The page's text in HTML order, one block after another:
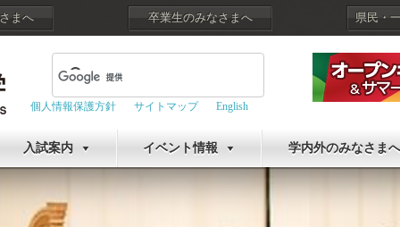
まへ 卒業生のみなさまへ 県民・
個人情報保護方針 サイトマップ English
入試案内 イベント情報 学内外のみなさまへ